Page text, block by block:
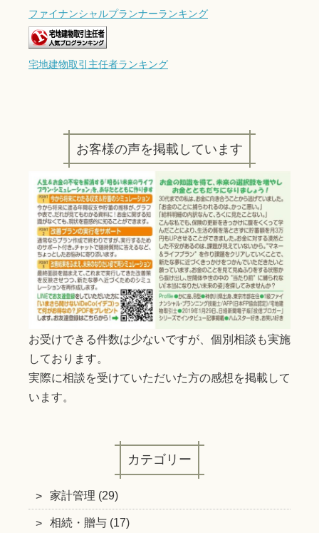
ファイナンシャルプランナーランキング
宅地建物取引主任者ランキング
お客様の声を掲載しています
お受けできる件数は少ないですが、個別相談も実施
しております。
実際に相談を受けていただいた方の感想を掲載して
います。
カテゴリー
家計管理 (29)
相続・贈与 (17)